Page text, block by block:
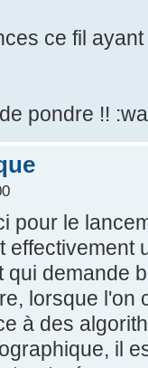
ce fil
pondre !!
pour le
effectivement
demande
lorsque l'on
à des
il